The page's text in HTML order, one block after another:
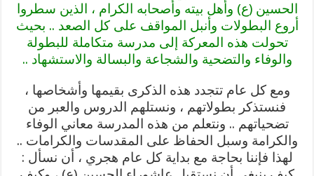
الحسين (ع) وأهل بيته وأصحابه الكرام ، الذين سطروا
أروع البطولات وأنبل المواقف على كل الصعد .. بحيث
تحولت هذه المعركة إلى مدرسة متكاملة للبطولة
والوفاء والتضحية والشجاعة والبسالة والاستشهاد ..
ومع كل عام تتجدد هذه الذكرى بقيمها وأشخاصها ،
فنستذكر بطولاتهم ، ونستلهم الدروس والعبر من
تضحياتهم .. ونتعلم من هذه المدرسة معاني الوفاء
والكرامة وسبل الحفاظ على المقدسات والكرامات ..
لهذا فإننا بحاجة مع بداية كل عام هجري ، أن نسأل :